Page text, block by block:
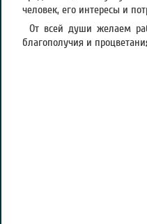
человек, его интересы и
От всей души желаем
благополучия и